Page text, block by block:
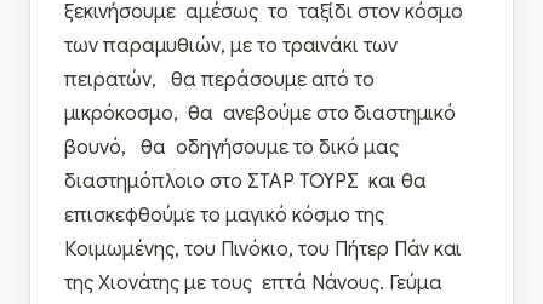
ξεκινήσουμε αμέσως το ταξίδι στον κόσμο
των παραμυθιών, με το τραινάκι των
πειρατών, θα περάσουμε από το
μικρόκοσμο, θα ανεβούμε στο διαστημικό
βουνό, θα οδηγήσουμε το δικό μας
διαστημόπλοιο στο ΣΤΑΡ ΤΟΥΡΣ και θα
επισκεφθούμε το μαγικό κόσμο της
Κοιμωμένης, του Πινόκιο, του Πήτερ Πάν και
της Χιονάτης με τους επτά Νάνους. Γεύμα